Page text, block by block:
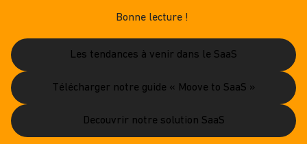
Bonne lecture !
Les tendances à venir dans le SaaS
Télécharger notre guide « Moove to SaaS »
Decouvrir notre solution SaaS